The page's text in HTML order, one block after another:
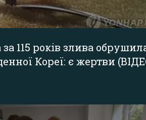
115 років злива
Кореї: є жертви